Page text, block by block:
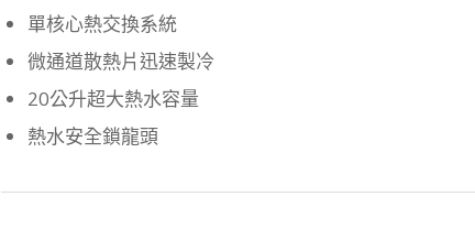
單核心熱交換系統
微通道散熱片迅速製冷
20公升超大熱水容量
熱水安全鎖龍頭